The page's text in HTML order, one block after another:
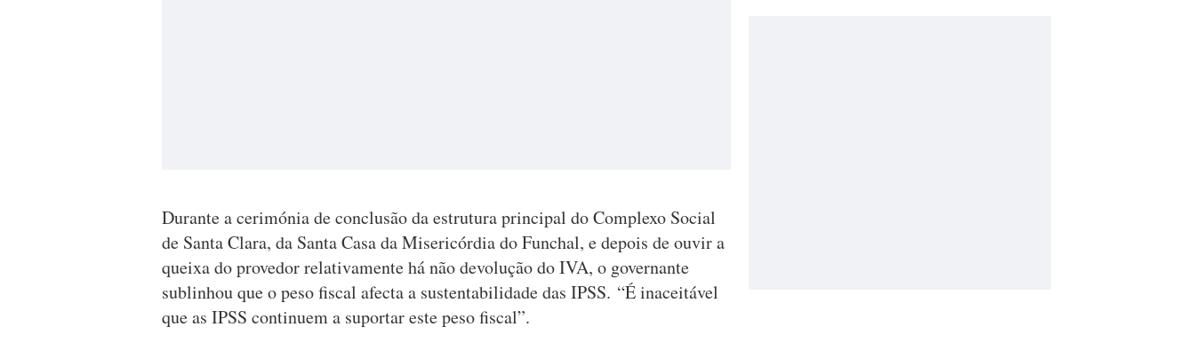
Durante a cerimónia de conclusão da estrutura principal do Complexo Social
de Santa Clara, da Santa Casa da Misericórdia do Funchal, e depois de ouvir a
queixa do provedor relativamente há não devolução do IVA, o governante
sublinhou que o peso fiscal afecta a sustentabilidade das IPSS. “É inaceitável
que as IPSS continuem a suportar este peso fiscal”.